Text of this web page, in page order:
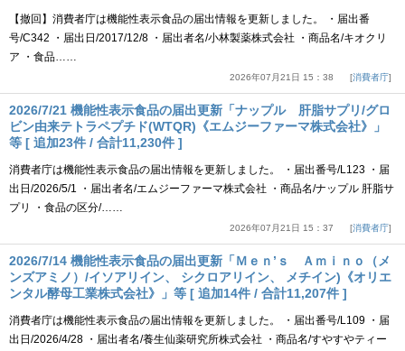
【撤回】消費者庁は機能性表示食品の届出情報を更新しました。 ・届出番
号/C342 ・届出日/2017/12/8 ・届出者名/小林製薬株式会社 ・商品名/キオクリ
ア ・食品……
2026年07月21日 15：38 消費者庁
2026/7/21 機能性表示食品の届出更新「ナップル 肝脂サプリ/グロ
ビン由来テトラペプチド(WTQR)《エムジーファーマ株式会社》」
等 [ 追加23件 / 合計11,230件 ]
消費者庁は機能性表示食品の届出情報を更新しました。 ・届出番号/L123 ・届
出日/2026/5/1 ・届出者名/エムジーファーマ株式会社 ・商品名/ナップル 肝脂サ
プリ ・食品の区分/……
2026年07月21日 15：37 消費者庁
2026/7/14 機能性表示食品の届出更新「Ｍｅｎ’ｓ Ａｍｉｎｏ（メ
ンズアミノ）/イソアリイン、 シクロアリイン、 メチイン)《オリエ
ンタル酵母工業株式会社》」等 [ 追加14件 / 合計11,207件 ]
消費者庁は機能性表示食品の届出情報を更新しました。 ・届出番号/L109 ・届
出日/2026/4/28 ・届出者名/養生仙薬研究所株式会社 ・商品名/すやすやティー